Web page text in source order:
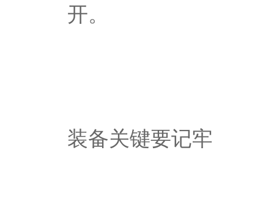
开。
装备关键要记牢